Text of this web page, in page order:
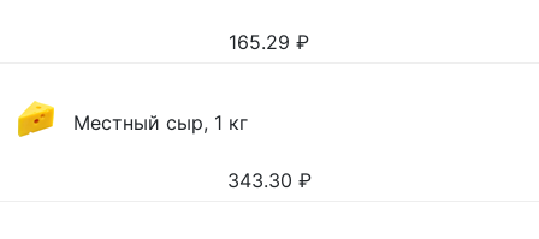
165.29 ₽
Местный сыр, 1 кг
343.30 ₽